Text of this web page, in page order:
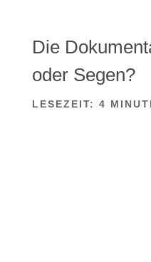
Die
oder Segen?
LESEZEIT: 4